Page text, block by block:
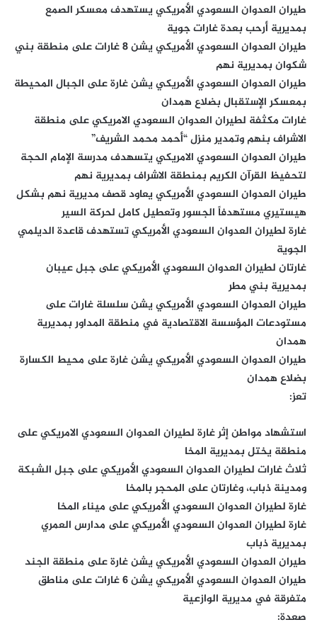
طيران العدوان السعودي الأمريكي يستهدف معسكر الصمع
بمديرية أرحب بعدة غارات جوية
طيران العدوان السعودي الأمريكي يشن 8 غارات على منطقة بني
شكوان بمديرية نهم
طيران العدوان السعودي الأمريكي يشن غارة على الجبال المحيطة
بمعسكر الإستقبال بضلاع همدان
غارات مكثفة لطيران العدوان السعودي الامريكي على منطقة
الاشراف بنهم وتمدير منزل “أحمد محمد الشريف”
طيران العدوان السعودي الامريكي يتسهدف مدرسة الإمام الحجة
لتحفيظ القرآن الكريم بمنطقة الاشراف بمديرية نهم
طيران العدوان السعودي الأمريكي يعاود قصف مديرية نهم بشكل
هيستيري مستهدفاً الجسور وتعطيل كامل لحركة السير
غارة لطيران العدوان السعودي الأمريكي تستهدف قاعدة الديلمي
الجوية
غارتان لطيران العدوان السعودي الأمريكي على جبل عيبان
بمديرية بني مطر
طيران العدوان السعودي الأمريكي يشن سلسلة غارات على
مستودعات المؤسسة الاقتصادية في منطقة المداور بمديرية
همدان
طيران العدوان السعودي الأمريكي يشن غارة على محيط الكسارة
بضلاع همدان
تعز:
استشهاد مواطن إثر غارة لطيران العدوان السعودي الامريكي على
منطقة يختل بمديرية المخا
ثلاث غارات لطيران العدوان السعودي الأمريكي على جبل الشبكة
ومدينة ذباب، وغارتان على المحجر بالمخا
غارة لطيران العدوان السعودي الأمريكي على ميناء المخا
غارة لطيران العدوان السعودي الأمريكي على مدارس العمري
بمديرية ذباب
طيران العدوان السعودي الأمريكي يشن غارة على منطقة الجند
طيران العدوان السعودي الأمريكي يشن 6 غارات على مناطق
متفرقة في مديرية الوازعية
صعدة: